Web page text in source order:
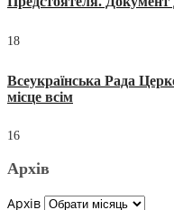
18
Всеукраїнська Рада
місце всім
16
Архів
Архів